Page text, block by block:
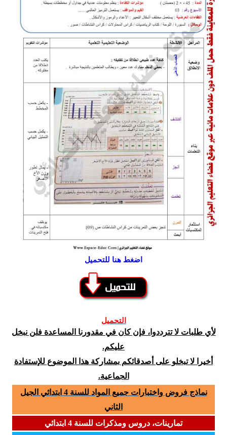
اضغط هنا للتحميل
التحميل
لأي طلبات لا تترددوا، فإن كان في مقدورنا المساعدة فلن نبخل
عليكم.
أخيرا لا تبخلو على أصدقائكم بمشاركة هذا الموضوع للإستفادة
الجماعية.
نماذج فروض واختبارات جميع المواد للسنة 4 ابتدائي الجيل
الثاني
تمارينات، دروس ومذكرات للسنة 4 ابتدائي